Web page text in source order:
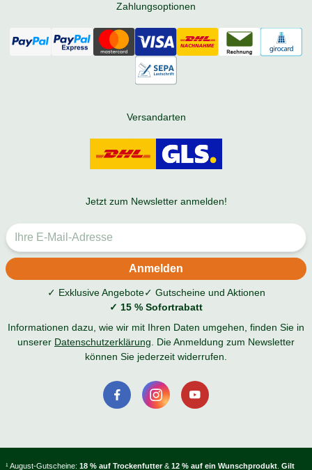
Zahlungsoptionen
Versandarten
Jetzt zum Newsletter anmelden!
✓ Exklusive Angebote✓ Gutscheine und Aktionen
✓ 15 % Sofortrabatt
Informationen dazu, wie wir mit Ihren Daten umgehen, finden Sie in
unserer Datenschutzerklärung . Die Anmeldung zum Newsletter
können Sie jederzeit widerrufen.
¹ August-Gutscheine: 18 % auf Trockenfutter & 12 % auf ein Wunschprodukt Gilt